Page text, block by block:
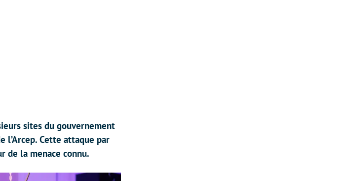
sites du gouvernement
l’Arcep. Cette attaque par
de la menace connu.